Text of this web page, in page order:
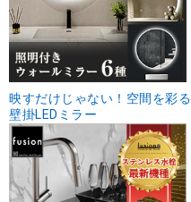
映すだけじゃない！空間を彩る
壁掛LEDミラー